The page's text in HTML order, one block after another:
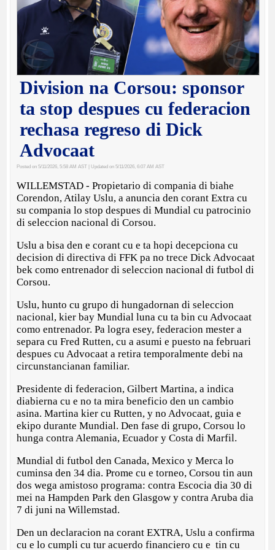
Division na Corsou: sponsor
ta stop despues cu federacion
rechasa regreso di Dick
Advocaat
Posted on 5/11/2026, 5:58 AM AST | Updated on 5/11/2026, 6:07 AM AST
WILLEMSTAD - Propietario di compania di biahe
Corendon, Atilay Uslu, a anuncia den corant Extra cu
su compania lo stop despues di Mundial cu patrocinio
di seleccion nacional di Corsou.
Uslu a bisa den e corant cu e ta hopi decepciona cu
decision di directiva di FFK pa no trece Dick Advocaat
bek como entrenador di seleccion nacional di futbol di
Corsou.
Uslu, hunto cu grupo di hungadornan di seleccion
nacional, kier bay Mundial luna cu ta bin cu Advocaat
como entrenador. Pa logra esey, federacion mester a
separa cu Fred Rutten, cu a asumi e puesto na februari
despues cu Advocaat a retira temporalmente debi na
circunstancianan familiar.
Presidente di federacion, Gilbert Martina, a indica
diabierna cu e no ta mira beneficio den un cambio
asina. Martina kier cu Rutten, y no Advocaat, guia e
ekipo durante Mundial. Den fase di grupo, Corsou lo
hunga contra Alemania, Ecuador y Costa di Marfil.
Mundial di futbol den Canada, Mexico y Merca lo
cuminsa den 34 dia. Prome cu e torneo, Corsou tin aun
dos wega amistoso programa: contra Escocia dia 30 di
mei na Hampden Park den Glasgow y contra Aruba dia
7 di juni na Willemstad.
Den un declaracion na corant EXTRA, Uslu a confirma
cu e lo cumpli cu tur acuerdo financiero cu e tin cu